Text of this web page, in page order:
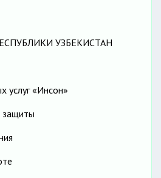
УЗБЕКИСТАН
услуг «Инсон»
защиты